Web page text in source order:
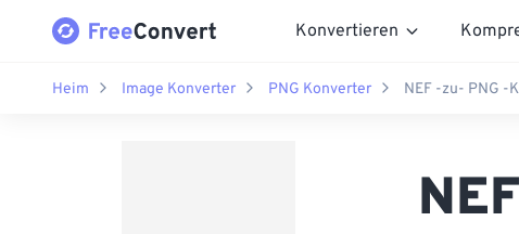
Konvertieren
Heim Image Konverter PNG Konverter NEF -zu- PNG -